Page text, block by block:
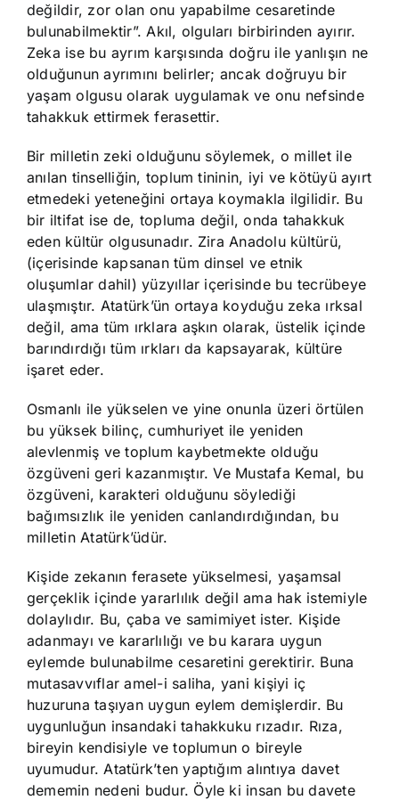
değildir, zor olan onu yapabilme cesaretinde
bulunabilmektir”. Akıl, olguları birbirinden ayırır.
Zeka ise bu ayrım karşısında doğru ile yanlışın ne
olduğunun ayrımını belirler; ancak doğruyu bir
yaşam olgusu olarak uygulamak ve onu nefsinde
tahakkuk ettirmek ferasettir.
Bir milletin zeki olduğunu söylemek, o millet ile
anılan tinselliğin, toplum tininin, iyi ve kötüyü ayırt
etmedeki yeteneğini ortaya koymakla ilgilidir. Bu
bir iltifat ise de, topluma değil, onda tahakkuk
eden kültür olgusunadır. Zira Anadolu kültürü,
(içerisinde kapsanan tüm dinsel ve etnik
oluşumlar dahil) yüzyıllar içerisinde bu tecrübeye
ulaşmıştır. Atatürk’ün ortaya koyduğu zeka ırksal
değil, ama tüm ırklara aşkın olarak, üstelik içinde
barındırdığı tüm ırkları da kapsayarak, kültüre
işaret eder.
Osmanlı ile yükselen ve yine onunla üzeri örtülen
bu yüksek bilinç, cumhuriyet ile yeniden
alevlenmiş ve toplum kaybetmekte olduğu
özgüveni geri kazanmıştır. Ve Mustafa Kemal, bu
özgüveni, karakteri olduğunu söylediği
bağımsızlık ile yeniden canlandırdığından, bu
milletin Atatürk’üdür.
Kişide zekanın ferasete yükselmesi, yaşamsal
gerçeklik içinde yararlılık değil ama hak istemiyle
dolaylıdır. Bu, çaba ve samimiyet ister. Kişide
adanmayı ve kararlılığı ve bu karara uygun
eylemde bulunabilme cesaretini gerektirir. Buna
mutasavvıflar amel-i saliha, yani kişiyi iç
huzuruna taşıyan uygun eylem demişlerdir. Bu
uygunluğun insandaki tahakkuku rızadır. Rıza,
bireyin kendisiyle ve toplumun o bireyle
uyumudur. Atatürk’ten yaptığım alıntıya davet
dememin nedeni budur. Öyle ki insan bu davete